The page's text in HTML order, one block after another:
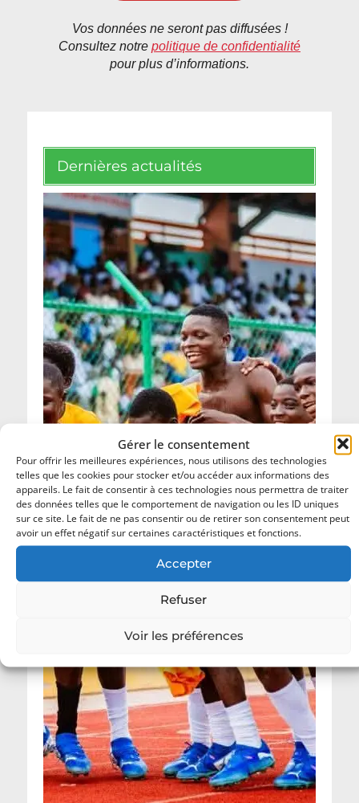
Gérer le consentement
Pour offrir les meilleures expériences, nous utilisons des technologies
telles que les cookies pour stocker et/ou accéder aux informations des
appareils. Le fait de consentir à ces technologies nous permettra de traiter
des données telles que le comportement de navigation ou les ID uniques
sur ce site. Le fait de ne pas consentir ou de retirer son consentement peut
avoir un effet négatif sur certaines caractéristiques et fonctions.
Accepter
Refuser
Voir les préférences
Vos données ne seront pas diffusées !
Consultez notre politique de confidentialité
pour plus d’informations.
Dernières actualités